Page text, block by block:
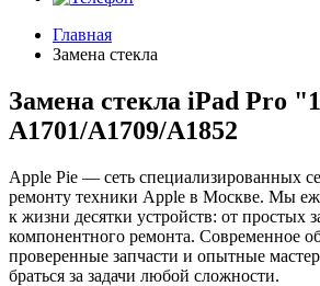
Главная
Замена стекла
Замена стекла iPad Pro
A1701/A1709/A1852
Apple Pie — сеть специализированных
ремонту техники Apple в Москве. Мы
к жизни десятки устройств: от простых
компонентного ремонта. Современное
проверенные запчасти и опытные
браться за задачи любой сложности.